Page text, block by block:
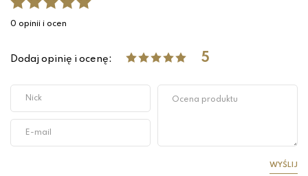
0 opinii i ocen
Dodaj opinię i ocenę: 5
WYŚLIJ